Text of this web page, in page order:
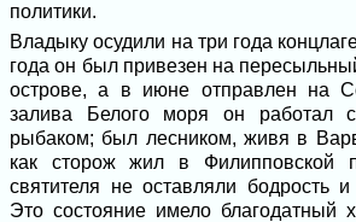
политики.
Владыку осудили на три года
года он был привезен на
острове, а в июне отправлен на
залива Белого моря он работал
рыбаком; был лесником, живя в
как сторож жил в Филипповской
святителя не оставляли бодрость
Это состояние имело благодатный